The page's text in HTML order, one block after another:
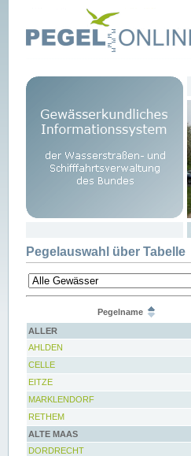
Pegelauswahl über Tabelle
Pegelname
ALLER
AHLDEN
CELLE
EITZE
MARKLENDORF
RETHEM
ALTE MAAS
DORDRECHT